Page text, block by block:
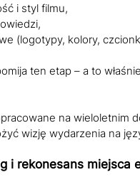
i styl filmu,
(logotypy, kolory,
ten etap – a to
na wieloletnim
wizję wydarzenia na
i rekonesans miejsca